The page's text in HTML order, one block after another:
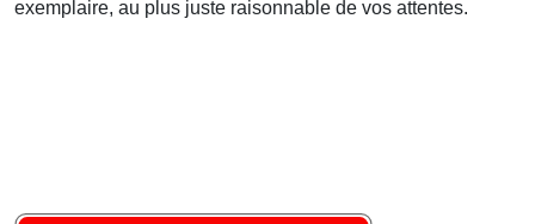
exemplaire, au plus juste raisonnable de vos attentes.